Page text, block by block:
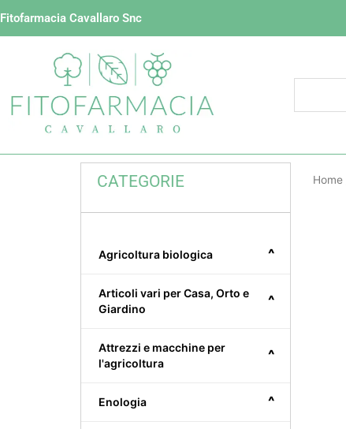
Vai
Fitofarmacia Cavallaro Snc
CATEGORIE
^
Agricoltura biologica
^
Articoli vari per Casa, Orto e
Giardino
^
Attrezzi e macchine per
l'agricoltura
^
Enologia
Home